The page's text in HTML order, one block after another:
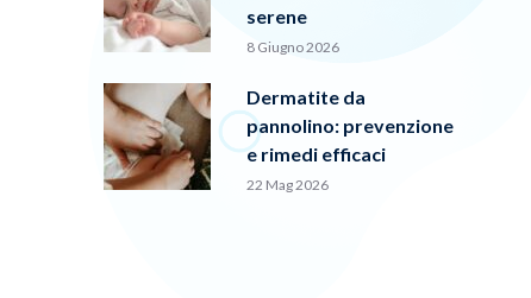
serene
8 Giugno 2026
Dermatite da
pannolino: prevenzione
e rimedi efficaci
22 Mag 2026